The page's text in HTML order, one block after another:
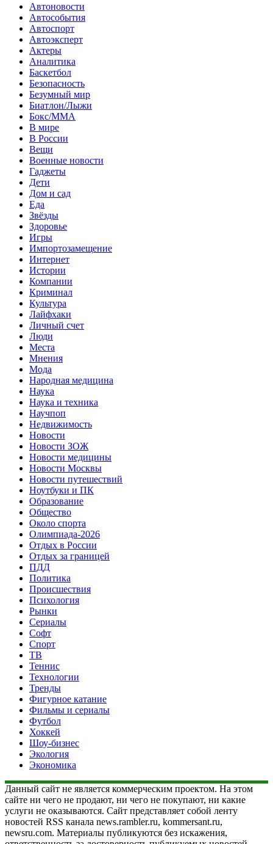
Автоновости
Автособытия
Автоспорт
Автоэксперт
Актеры
Аналитика
Баскетбол
Безопасность
Безумный мир
Биатлон/Лыжи
Бокс/MMA
В мире
В России
Вещи
Военные новости
Гаджеты
Дети
Дом и сад
Еда
Звёзды
Здоровье
Игры
Импортозамещение
Интернет
Истории
Компании
Криминал
Культура
Лайфхаки
Личный счет
Люди
Места
Мнения
Мода
Народная медицина
Наука
Наука и техника
Научпоп
Недвижимость
Новости
Новости ЗОЖ
Новости медицины
Новости Москвы
Новости путешествий
Ноутбуки и ПК
Образование
Общество
Около спорта
Олимпиада-2026
Отдых в России
Отдых за границей
ПДД
Политика
Происшествия
Психология
Рынки
Сериалы
Софт
Спорт
ТВ
Теннис
Технологии
Тренды
Фигурное катание
Фильмы и сериалы
Футбол
Хоккей
Шоу-бизнес
Экология
Экономика
Данный сайт не является коммерческим проектом. На этом
сайте ни чего не продают, ни чего не покупают, ни какие
услуги не оказываются. Сайт представляет собой ленту
новостей RSS канала news.rambler.ru, kommersant.ru,
newsru.com. Материалы публикуются без искажения,